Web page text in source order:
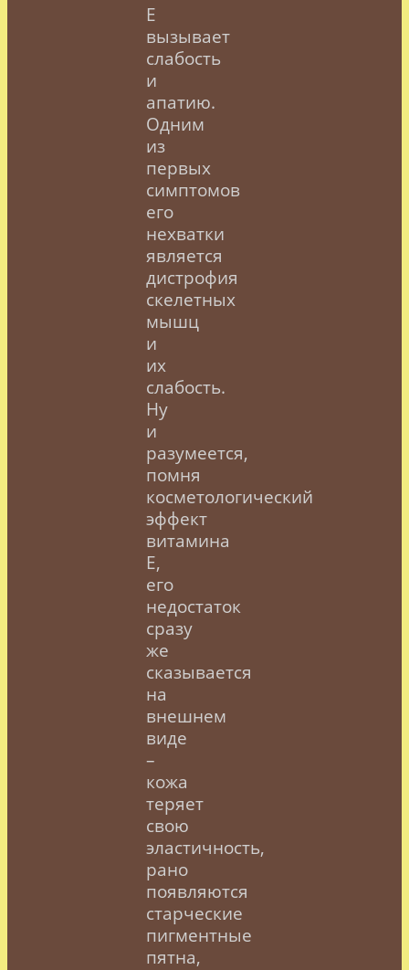
Е
вызывает
слабость
и
апатию.
Одним
из
первых
симптомов
его
нехватки
является
дистрофия
скелетных
мышц
и
их
слабость.
Ну
и
разумеется,
помня
косметологический
эффект
витамина
Е,
его
недостаток
сразу
же
сказывается
на
внешнем
виде
–
кожа
теряет
свою
эластичность,
рано
появляются
старческие
пигментные
пятна,